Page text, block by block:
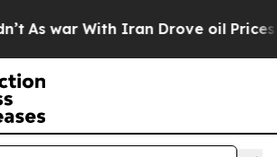
As war With Iran Drove oil Prices